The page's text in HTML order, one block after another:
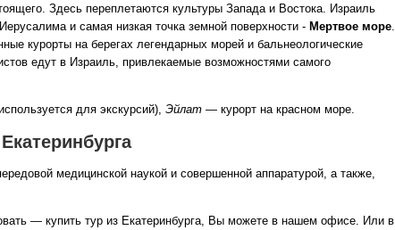
Все виды отдыха в России
Самые популярные:
Автобусные туры на черное
Соль-Илецк автобусом.
Детские лагеря в Туапсе
Великий Устюгна 2027
в конце августа)
Здесь переплетаются культуры Запада и Востока. Израиль
и самая низкая точка земной поверхности - Мертвое море
курорты на берегах легендарных морей и бальнеологические
едут в Израиль, привлекаемые возможностями самого
для экскурсий), Эйлат — курорт на красном море.
медицинской наукой и совершенной аппаратурой, а также,
— купить тур из Екатеринбурга, Вы можете в нашем офисе. Или в